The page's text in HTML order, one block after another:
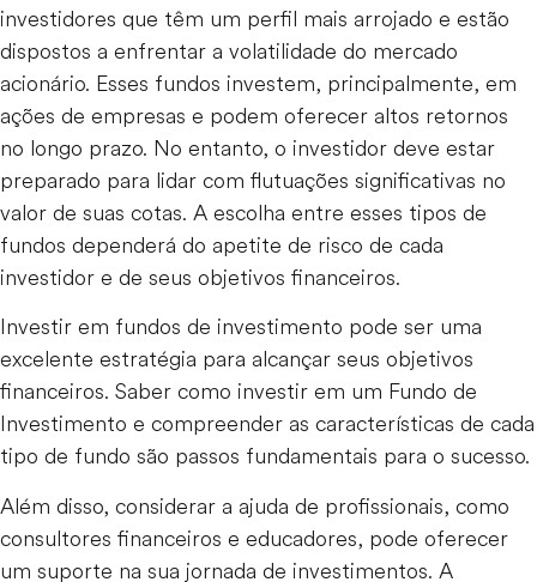
investidores que têm um perfil mais arrojado e estão
dispostos a enfrentar a volatilidade do mercado
acionário. Esses fundos investem, principalmente, em
ações de empresas e podem oferecer altos retornos
no longo prazo. No entanto, o investidor deve estar
preparado para lidar com flutuações significativas no
valor de suas cotas. A escolha entre esses tipos de
fundos dependerá do apetite de risco de cada
investidor e de seus objetivos financeiros.
Investir em fundos de investimento pode ser uma
excelente estratégia para alcançar seus objetivos
financeiros. Saber como investir em um Fundo de
Investimento e compreender as características de cada
tipo de fundo são passos fundamentais para o sucesso.
Além disso, considerar a ajuda de profissionais, como
consultores financeiros e educadores, pode oferecer
um suporte na sua jornada de investimentos. A